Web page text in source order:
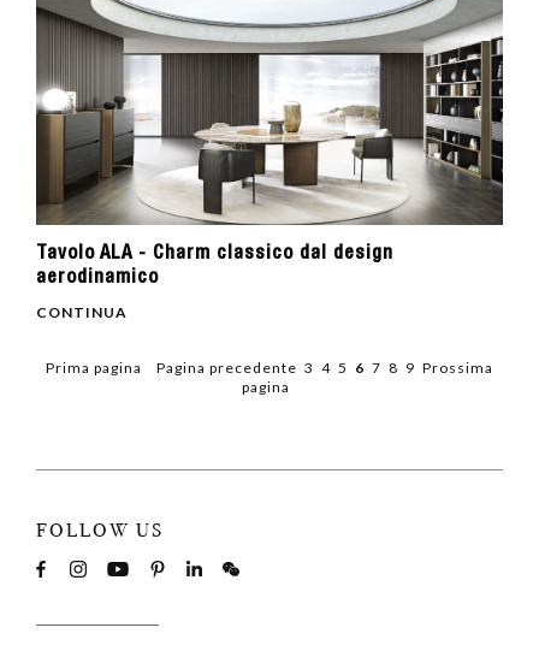
Tavolo ALA - Charm classico dal design
aerodinamico
CONTINUA
Prima pagina Pagina precedente 3 4 5 6 7 8 9 Prossima
pagina
FOLLOW US